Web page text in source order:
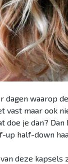
dagen waarop
vast maar ook
doe je dan? Dan
up half-down
deze kapsels